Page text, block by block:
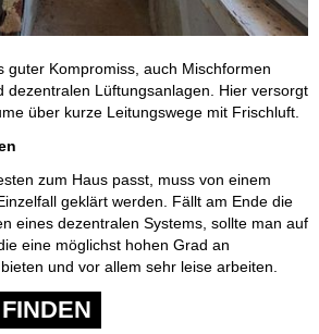
guter Kompromiss, auch Mischformen
dezentralen Lüftungsanlagen. Hier versorgt
über kurze Leitungswege mit Frischluft.
zum Haus passt, muss von einem
geklärt werden. Fällt am Ende die
eines dezentralen Systems, sollte man auf
eine möglichst hohen Grad an
und vor allem sehr leise arbeiten.